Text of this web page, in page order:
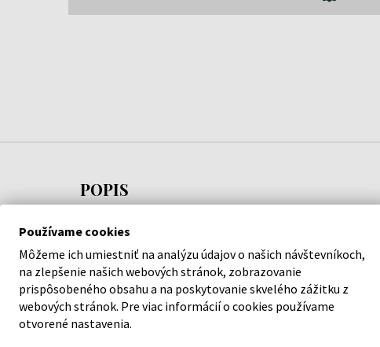
POPIS
Opera Grande je luxusný parfum, ktorý na trh s
vôňami debutoval v roku 2022. Jeho tvorca,
Christian Provenzano, sa rozhodol pre vôňu plnú
charakteru s mnohými odtieňmi.
Používame cookies
Môžeme ich umiestniť na analýzu údajov o našich návštevníkoch,
na zlepšenie našich webových stránok, zobrazovanie
prispôsobeného obsahu a na poskytovanie skvelého zážitku z
webových stránok. Pre viac informácií o cookies používame
otvorené nastavenia.